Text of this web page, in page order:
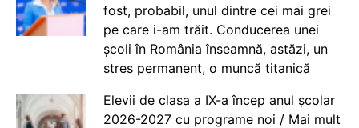
fost, probabil, unul dintre cei mai grei
pe care i-am trăit. Conducerea unei
școli în România înseamnă, astăzi, un
stres permanent, o muncă titanică
Elevii de clasa a IX-a încep anul școlar
2026-2027 cu programe noi / Mai mult